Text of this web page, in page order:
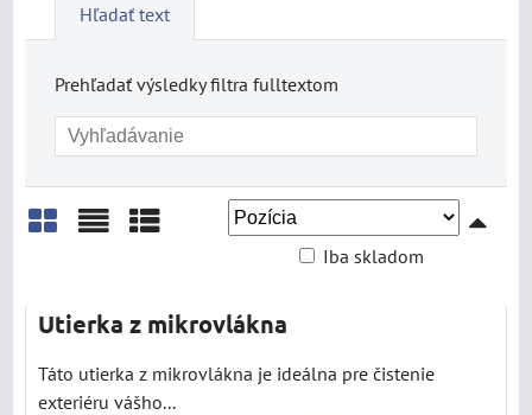
Hľadať text
Prehľadať výsledky filtra fulltextom
Iba skladom
Utierka z mikrovlákna
Táto utierka z mikrovlákna je ideálna pre čistenie
exteriéru vášho...